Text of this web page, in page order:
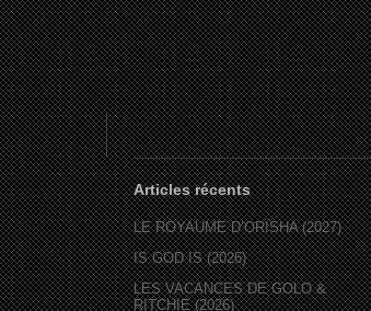
Articles récents
LE ROYAUME D’ORÏSHA (2027)
IS GOD IS (2026)
LES VACANCES DE GOLO &
RITCHIE (2026)